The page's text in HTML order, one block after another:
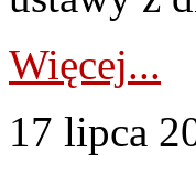
Więcej...
17 lipca